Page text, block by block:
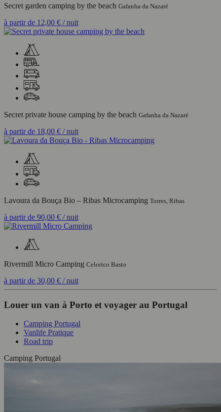
Secret garden camping by the beach Gafanha da Nazaré
à partir de 12,00 € / nuit
Secret private house camping by the beach Gafanha da Nazaré
à partir de 18,00 € / nuit
Lavoura da Bouça Bio – Ribas Microcamping Torres, Ribas
à partir de 90,00 € / nuit
Rivermill Micro Camping Celorico Basto
à partir de 30,00 € / nuit
Louer un van à Porto et voyager au Portugal
Camping Portugal
Vanlife Pratique
Road trip
Camping Portugal